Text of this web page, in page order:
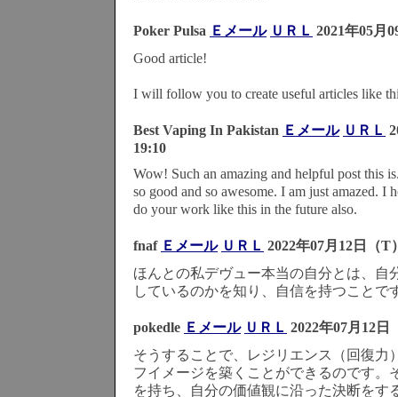
Poker Pulsa Ｅメール ＵＲＬ 2021年05月
Good article!
I will follow you to create useful articles like
Best Vaping In Pakistan Ｅメール ＵＲＬ
19:10
Wow! Such an amazing and helpful post this
so good and so awesome. I am just amazed. I
do your work like this in the future also.
fnaf Ｅメール ＵＲＬ 2022年07月12日（T
ほんとの私デヴュー本当の自分とは、自
しているのかを知り、自信を持つことで
pokedle Ｅメール ＵＲＬ 2022年07月12日
そうすることで、レジリエンス（回復力
フイメージを築くことができるのです。
を持ち、自分の価値観に沿った決断をす